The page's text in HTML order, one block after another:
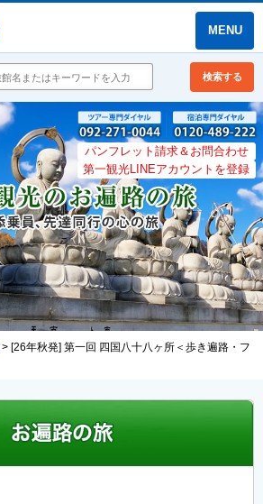
MENU
検索する
パンフレット請求＆お問合わせ
第一観光LINEアカウントを登録
> [26年秋発] 第一回 四国八十八ヶ所＜歩き遍路・フ